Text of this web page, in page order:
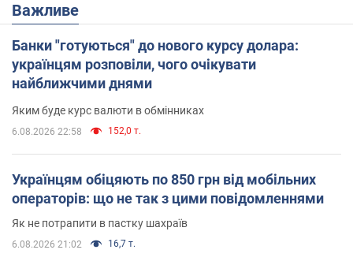
Важливе
Банки "готуються" до нового курсу долара:
українцям розповіли, чого очікувати
найближчими днями
Яким буде курс валюти в обмінниках
6.08.2026 22:58 152,0 т.
Українцям обіцяють по 850 грн від мобільних
операторів: що не так з цими повідомленнями
Як не потрапити в пастку шахраїв
6.08.2026 21:02 16,7 т.